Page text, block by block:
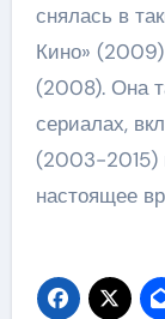
снялась в
Кино»
(2008). Она
сериалах,
(2003-2015)
настоящее